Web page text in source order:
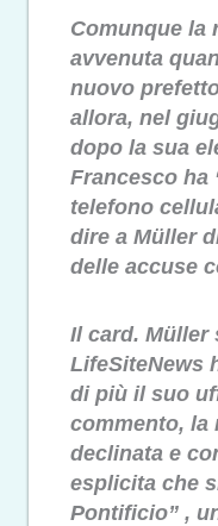
Comunque la
avvenuta
nuovo
allora, nel
dopo la sua
Francesco ha
telefono
dire a Müller
delle accuse
Il card. Müller
LifeSiteNews
di più il suo
commento, la
declinata e
esplicita che
Pontificio” ,